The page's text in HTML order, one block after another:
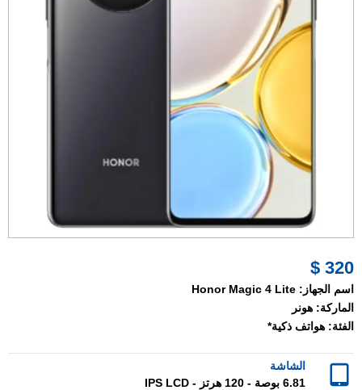
320 $
اسم الجهاز: Honor Magic 4 Lite
الماركة: هونر
الفئة: هواتف ذكية*
الشاشة
6.81 بوصة - 120 هرتز - IPS LCD